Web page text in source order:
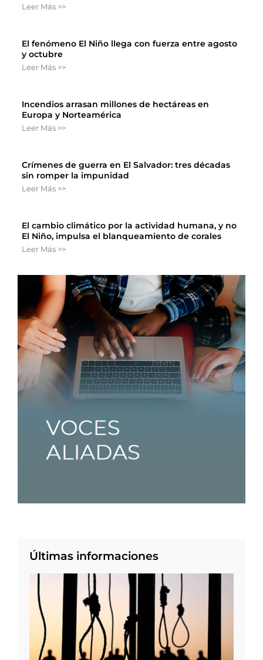
Leer Más >>
El fenómeno El Niño llega con fuerza entre agosto
y octubre
Leer Más >>
Incendios arrasan millones de hectáreas en
Europa y Norteamérica
Leer Más >>
Crímenes de guerra en El Salvador: tres décadas
sin romper la impunidad
Leer Más >>
El cambio climático por la actividad humana, y no
El Niño, impulsa el blanqueamiento de corales
Leer Más >>
Últimas informaciones